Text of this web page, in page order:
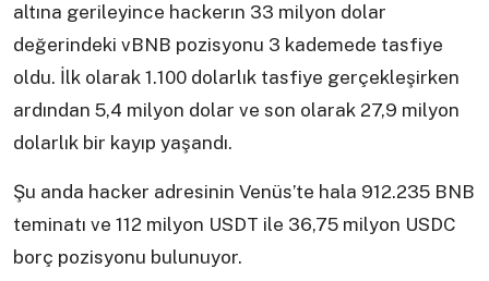
altına gerileyince hackerın 33 milyon dolar
değerindeki vBNB pozisyonu 3 kademede tasfiye
oldu. İlk olarak 1.100 dolarlık tasfiye gerçekleşirken
ardından 5,4 milyon dolar ve son olarak 27,9 milyon
dolarlık bir kayıp yaşandı.
Şu anda hacker adresinin Venüs’te hala 912.235 BNB
teminatı ve 112 milyon USDT ile 36,75 milyon USDC
borç pozisyonu bulunuyor.